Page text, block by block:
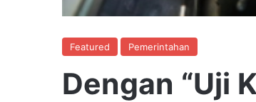
Featured Pemerintahan
Dengan “Uji